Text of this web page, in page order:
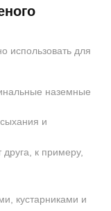
использовать для
наземные
и
к примеру,
кустарниками и